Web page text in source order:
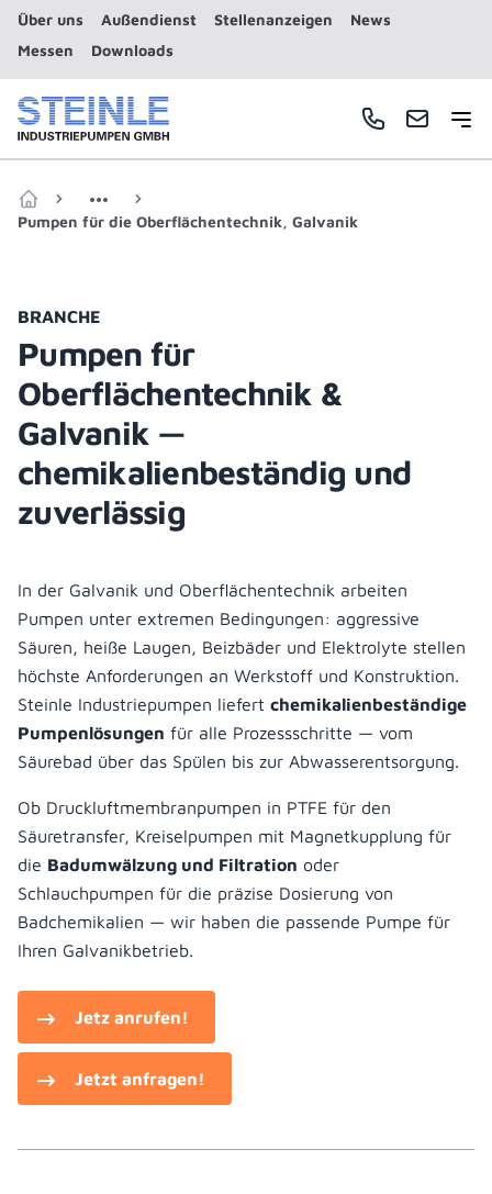
Über uns Außendienst Stellenanzeigen
News
Messen
Downloads
Telefonnummer
E-Mail
Zur Startseite
Pumpen für die Oberflächentechnik, Galvanik
BRANCHE
Pumpen für
Oberflächentechnik &
Galvanik —
chemikalienbeständig und
zuverlässig
In der Galvanik und Oberflächentechnik arbeiten
Pumpen unter extremen Bedingungen: aggressive
Säuren, heiße Laugen, Beizbäder und Elektrolyte stellen
höchste Anforderungen an Werkstoff und Konstruktion.
Steinle Industriepumpen liefert chemikalienbeständige
Pumpenlösungen für alle Prozessschritte — vom
Säurebad über das Spülen bis zur Abwasserentsorgung.
Ob Druckluftmembranpumpen in PTFE für den
Säuretransfer, Kreiselpumpen mit Magnetkupplung für
die Badumwälzung und Filtration oder
Schlauchpumpen für die präzise Dosierung von
Badchemikalien — wir haben die passende Pumpe für
Ihren Galvanikbetrieb.
Jetz anrufen!
Jetzt anfragen!